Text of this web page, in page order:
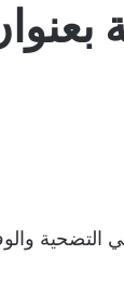
التضحية